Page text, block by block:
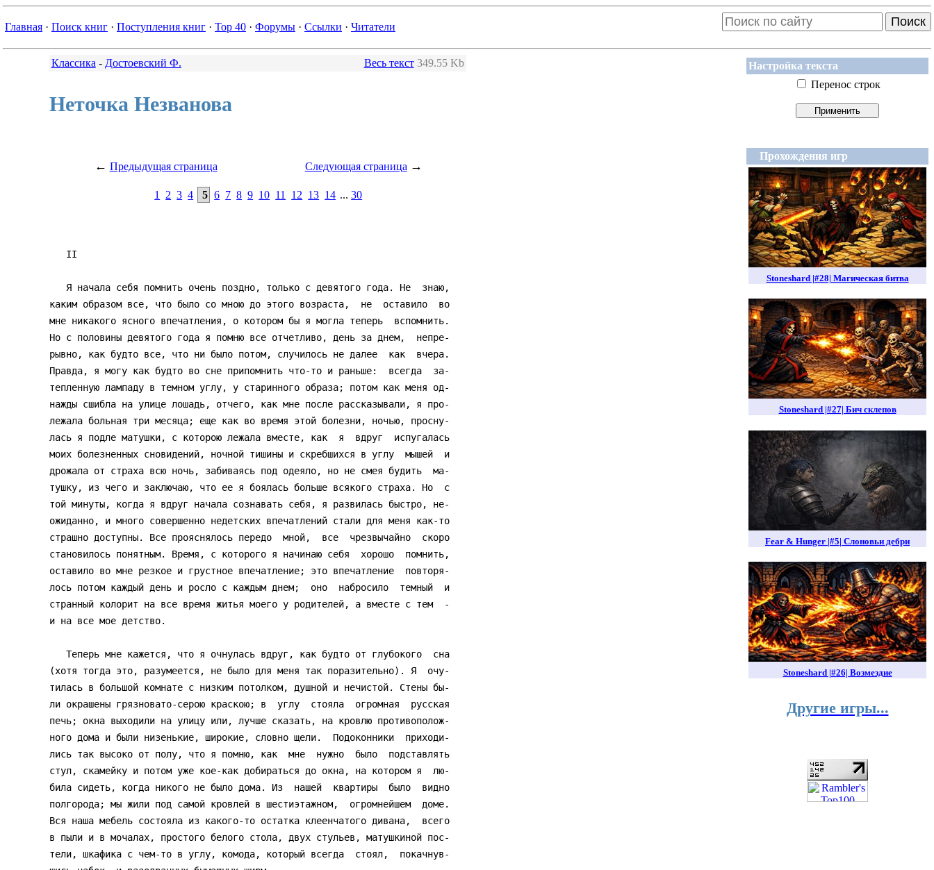
Главная · Поиск книг · Поступления книг · Top 40 · Форумы · Ссылки · Читатели Поиск
Настройка текста
Перенос строк
Прохождения игр
Stoneshard |#28| Магическая битва
Stoneshard |#27| Бич склепов
Fear & Hunger |#5| Слоновьи дебри
Stoneshard |#26| Возмездие
Другие игры...
Классика - Достоевский Ф. Весь текст 349.55 Kb
Неточка Незванова
← Предыдущая страница Следующая страница →
1 2 3 4 5 6 7 8 9 10 11 12 13 14 ...30